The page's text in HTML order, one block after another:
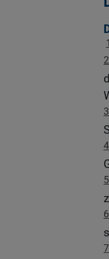
1
2
3
4
5
6
7